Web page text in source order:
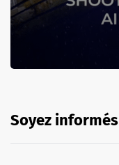
Soyez informés